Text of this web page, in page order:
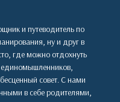
и путеводитель по
ну и друг в
где можно отдохнуть
единомышленников,
совет. С нами
в себе родителями,